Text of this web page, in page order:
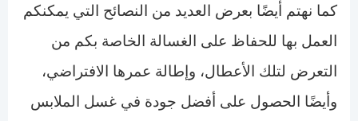
كما نهتم أيضًا بعرض العديد من النصائح التي يمكنكم
العمل بها للحفاظ على الغسالة الخاصة بكم من
التعرض لتلك الأعطال، وإطالة عمرها الافتراضي،
وأيضًا الحصول على أفضل جودة في غسل الملابس